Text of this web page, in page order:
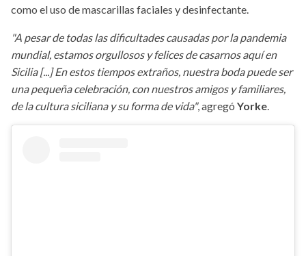
como el uso de mascarillas faciales y desinfectante.
"A pesar de todas las dificultades causadas por la pandemia
mundial, estamos orgullosos y felices de casarnos aquí en
Sicilia [...] En estos tiempos extraños, nuestra boda puede ser
una pequeña celebración, con nuestros amigos y familiares,
de la cultura siciliana y su forma de vida", agregó Yorke.